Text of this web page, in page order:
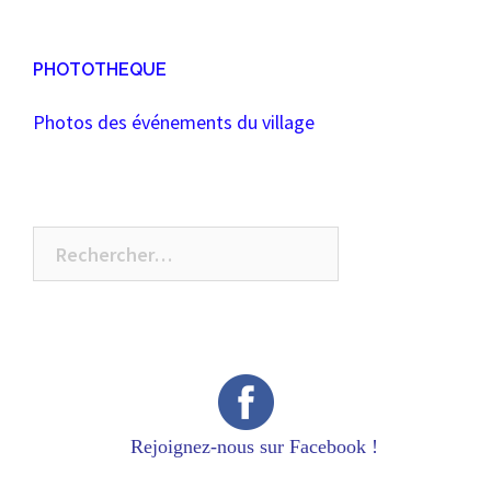
PHOTOTHEQUE
Photos des événements du village
Rechercher :
Rejoignez-nous sur Facebook !